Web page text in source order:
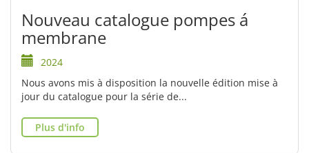
Nouveau catalogue pompes á
membrane
2024
Nous avons mis à disposition la nouvelle édition mise à
jour du catalogue pour la série de...
Plus d'info